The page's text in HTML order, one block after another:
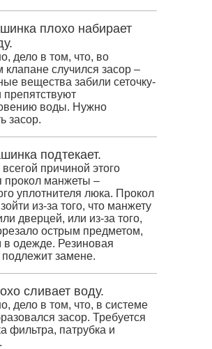
плохо набирает
дело в том, что, во
клапане случился засор –
вещества забили сеточку-
препятствуют
воды. Нужно
засор.
подтекает.
причиной этого
прокол манжеты –
уплотнителя люка. Прокол
из-за того, что манжету
дверцей, или из-за того,
острым предметом,
одежде. Резиновая
замене.
сливает воду.
дело в том, что, в системе
засор. Требуется
фильтра, патрубка и